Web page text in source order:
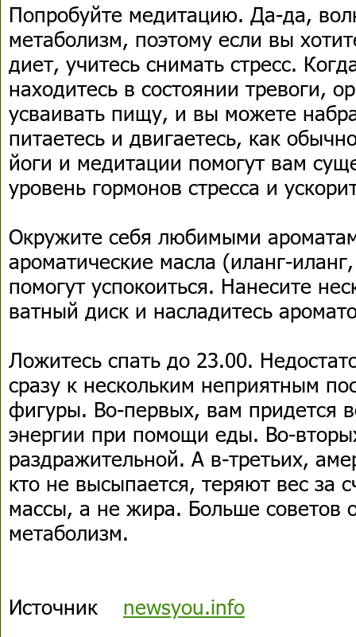
Попробуйте медитацию. Да-да,
метаболизм, поэтому если вы
диет, учитесь снимать стресс.
находитесь в состоянии тревоги,
усваивать пищу, и вы можете
питаетесь и двигаетесь, как
йоги и медитации помогут вам
уровень гормонов стресса и
Окружите себя любимыми
ароматические масла (иланг-
помогут успокоиться. Нанесите
ватный диск и насладитесь
Ложитесь спать до 23.00.
сразу к нескольким неприятным
фигуры. Во-первых, вам придется
энергии при помощи еды. Во-
раздражительной. А в-третьих,
кто не высыпается, теряют вес за
массы, а не жира. Больше советов
метаболизм.
Источник newsyou.info